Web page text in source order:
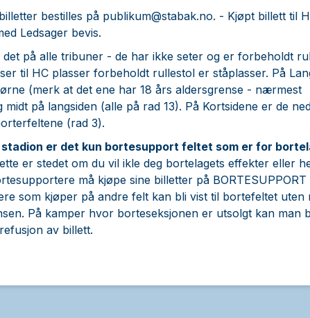
bestilles på publikum@stabak.no. - Kjøpt billett til
Ledsager bevis.
det på alle tribuner - de har ikke seter og er forbeholdt
til HC plasser forbeholdt rullestol er ståplasser. På
(merk at det ene har 18 års aldersgrense - nærmest
midt på langsiden (alle på rad 13). På Kortsidene er de
(rad 3).
stadion er det kun bortesupport feltet som er for
er stedet om du vil ikle deg bortelagets effekter eller
må kjøpe sine billetter på BORTESUPPORT
som kjøper på andre felt kan bli vist til bortefeltet uten
På kamper hvor borteseksjonen er utsolgt kan man
av billett.